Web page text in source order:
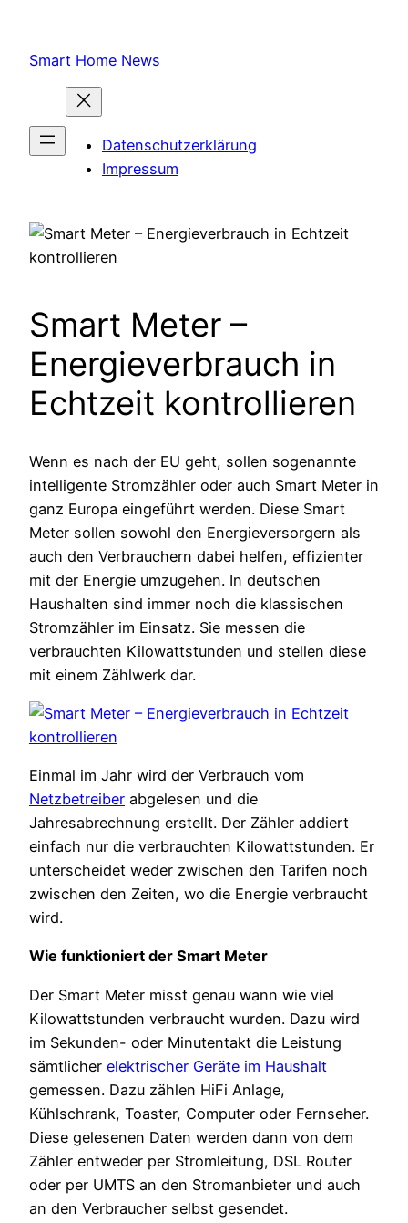
springen
Smart Home News
Datenschutzerklärung
Impressum
Smart Meter –
Energieverbrauch in
Echtzeit kontrollieren
Wenn es nach der EU geht, sollen sogenannte
intelligente Stromzähler oder auch Smart Meter in
ganz Europa eingeführt werden. Diese Smart
Meter sollen sowohl den Energieversorgern als
auch den Verbrauchern dabei helfen, effizienter
mit der Energie umzugehen. In deutschen
Haushalten sind immer noch die klassischen
Stromzähler im Einsatz. Sie messen die
verbrauchten Kilowattstunden und stellen diese
mit einem Zählwerk dar.
Einmal im Jahr wird der Verbrauch vom
Netzbetreiber abgelesen und die
Jahresabrechnung erstellt. Der Zähler addiert
einfach nur die verbrauchten Kilowattstunden. Er
unterscheidet weder zwischen den Tarifen noch
zwischen den Zeiten, wo die Energie verbraucht
wird.
Wie funktioniert der Smart Meter
Der Smart Meter misst genau wann wie viel
Kilowattstunden verbraucht wurden. Dazu wird
im Sekunden- oder Minutentakt die Leistung
sämtlicher elektrischer Geräte im Haushalt
gemessen. Dazu zählen HiFi Anlage,
Kühlschrank, Toaster, Computer oder Fernseher.
Diese gelesenen Daten werden dann von dem
Zähler entweder per Stromleitung, DSL Router
oder per UMTS an den Stromanbieter und auch
an den Verbraucher selbst gesendet.